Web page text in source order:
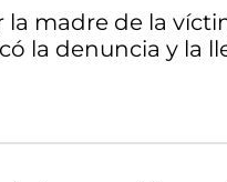
madre de la
la denuncia y la